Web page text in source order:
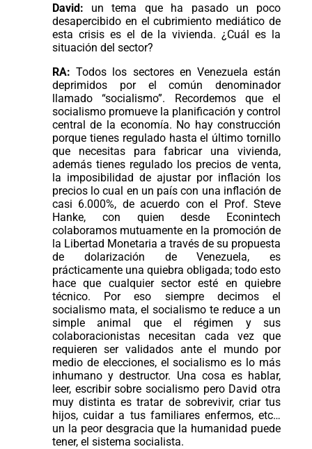
David: un tema que ha pasado un poco
desapercibido en el cubrimiento mediático de
esta crisis es el de la vivienda. ¿Cuál es la
situación del sector?
RA:Todos los sectores en Venezuela están
deprimidos por el común denominador
llamado “socialismo”. Recordemos que el
socialismo promueve la planificación y control
central de la economía. No hay construcción
porque tienes regulado hasta el último tornillo
que necesitas para fabricar una vivienda,
además tienes regulado los precios de venta,
la imposibilidad de ajustar por inflación los
precios lo cual en un país con una inflación de
casi 6.000%, de acuerdo con el Prof. Steve
Hanke, con quien desde Econintech
colaboramos mutuamente en la promoción de
la Libertad Monetaria a través de su propuesta
de dolarización de Venezuela, es
prácticamente una quiebra obligada; todo esto
hace que cualquier sector esté en quiebre
técnico. Por eso siempre decimos el
socialismo mata, el socialismo te reduce a un
simple animal que el régimen y sus
colaboracionistas necesitan cada vez que
requieren ser validados ante el mundo por
medio de elecciones, el socialismo es lo más
inhumano y destructor. Una cosa es hablar,
leer, escribir sobre socialismo pero David otra
muy distinta es tratar de sobrevivir, criar tus
hijos, cuidar a tus familiares enfermos, etc…
un la peor desgracia que la humanidad puede
tener, el sistema socialista.